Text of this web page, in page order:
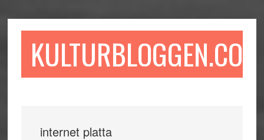
till
till
sidofältet
till
KULTURBLOGGEN.COM
internet platta